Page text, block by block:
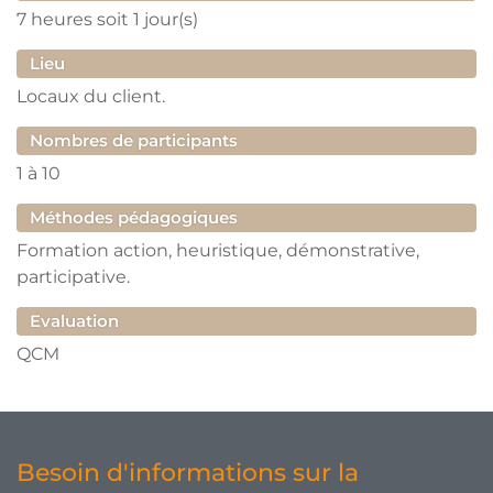
7 heures soit 1 jour(s)
Lieu
Locaux du client.
Nombres de participants
1 à 10
Méthodes pédagogiques
Formation action, heuristique, démonstrative,
participative.
Evaluation
QCM
Besoin d'informations sur la